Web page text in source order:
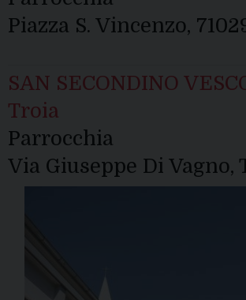
Piazza S. Vincenzo,
SAN SECONDINO
Troia
Parrocchia
Via Giuseppe Di Vagno,